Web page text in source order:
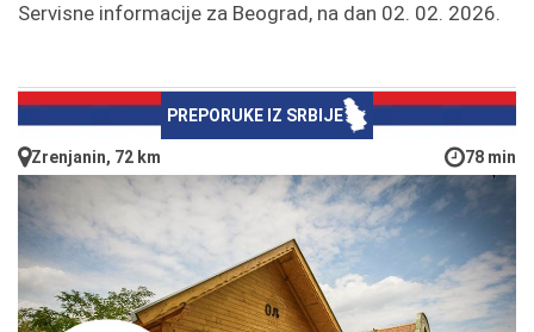
Servisne informacije za Beograd, na dan 02. 02. 2026.
PREPORUKE IZ SRBIJE
Zrenjanin, 72 km 78 min